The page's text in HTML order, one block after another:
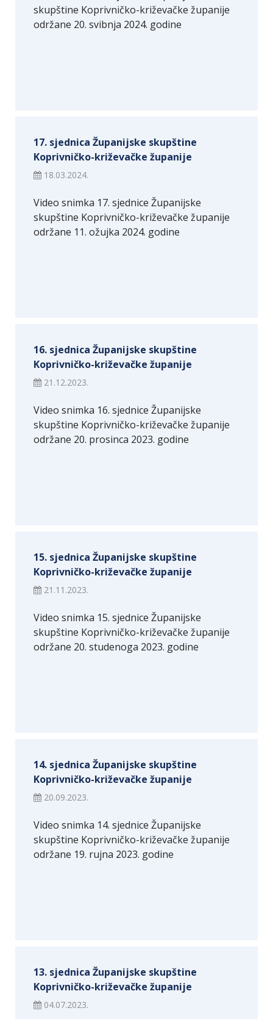
skupštine Koprivničko-križevačke županije
održane 20. svibnja 2024. godine
17. sjednica Županijske skupštine
Koprivničko-križevačke županije
18.03.2024.
Video snimka 17. sjednice Županijske
skupštine Koprivničko-križevačke županije
održane 11. ožujka 2024. godine
16. sjednica Županijske skupštine
Koprivničko-križevačke županije
21.12.2023.
Video snimka 16. sjednice Županijske
skupštine Koprivničko-križevačke županije
održane 20. prosinca 2023. godine
15. sjednica Županijske skupštine
Koprivničko-križevačke županije
21.11.2023.
Video snimka 15. sjednice Županijske
skupštine Koprivničko-križevačke županije
održane 20. studenoga 2023. godine
14. sjednica Županijske skupštine
Koprivničko-križevačke županije
20.09.2023.
Video snimka 14. sjednice Županijske
skupštine Koprivničko-križevačke županije
održane 19. rujna 2023. godine
13. sjednica Županijske skupštine
Koprivničko-križevačke županije
04.07.2023.